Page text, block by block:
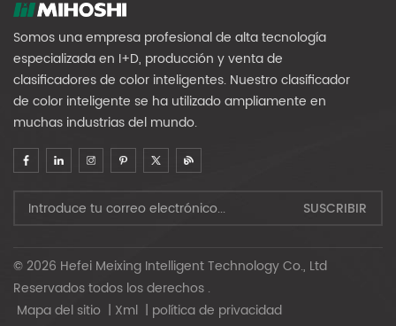
Somos una empresa profesional de alta tecnología
especializada en I+D, producción y venta de
clasificadores de color inteligentes. Nuestro clasificador
de color inteligente se ha utilizado ampliamente en
muchas industrias del mundo.
© 2026 Hefei Meixing Intelligent Technology Co., Ltd
Reservados todos los derechos .
Mapa del sitio | Xml | política de privacidad